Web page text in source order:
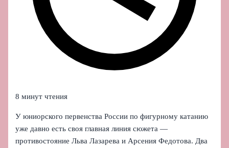
8 минут чтения
У юниорского первенства России по фигурному катанию
уже давно есть своя главная линия сюжета —
противостояние Льва Лазарева и Арсения Федотова. Два